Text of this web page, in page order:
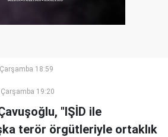
18:59
19:20
"IŞİD ile
terör örgütleriyle ortaklık